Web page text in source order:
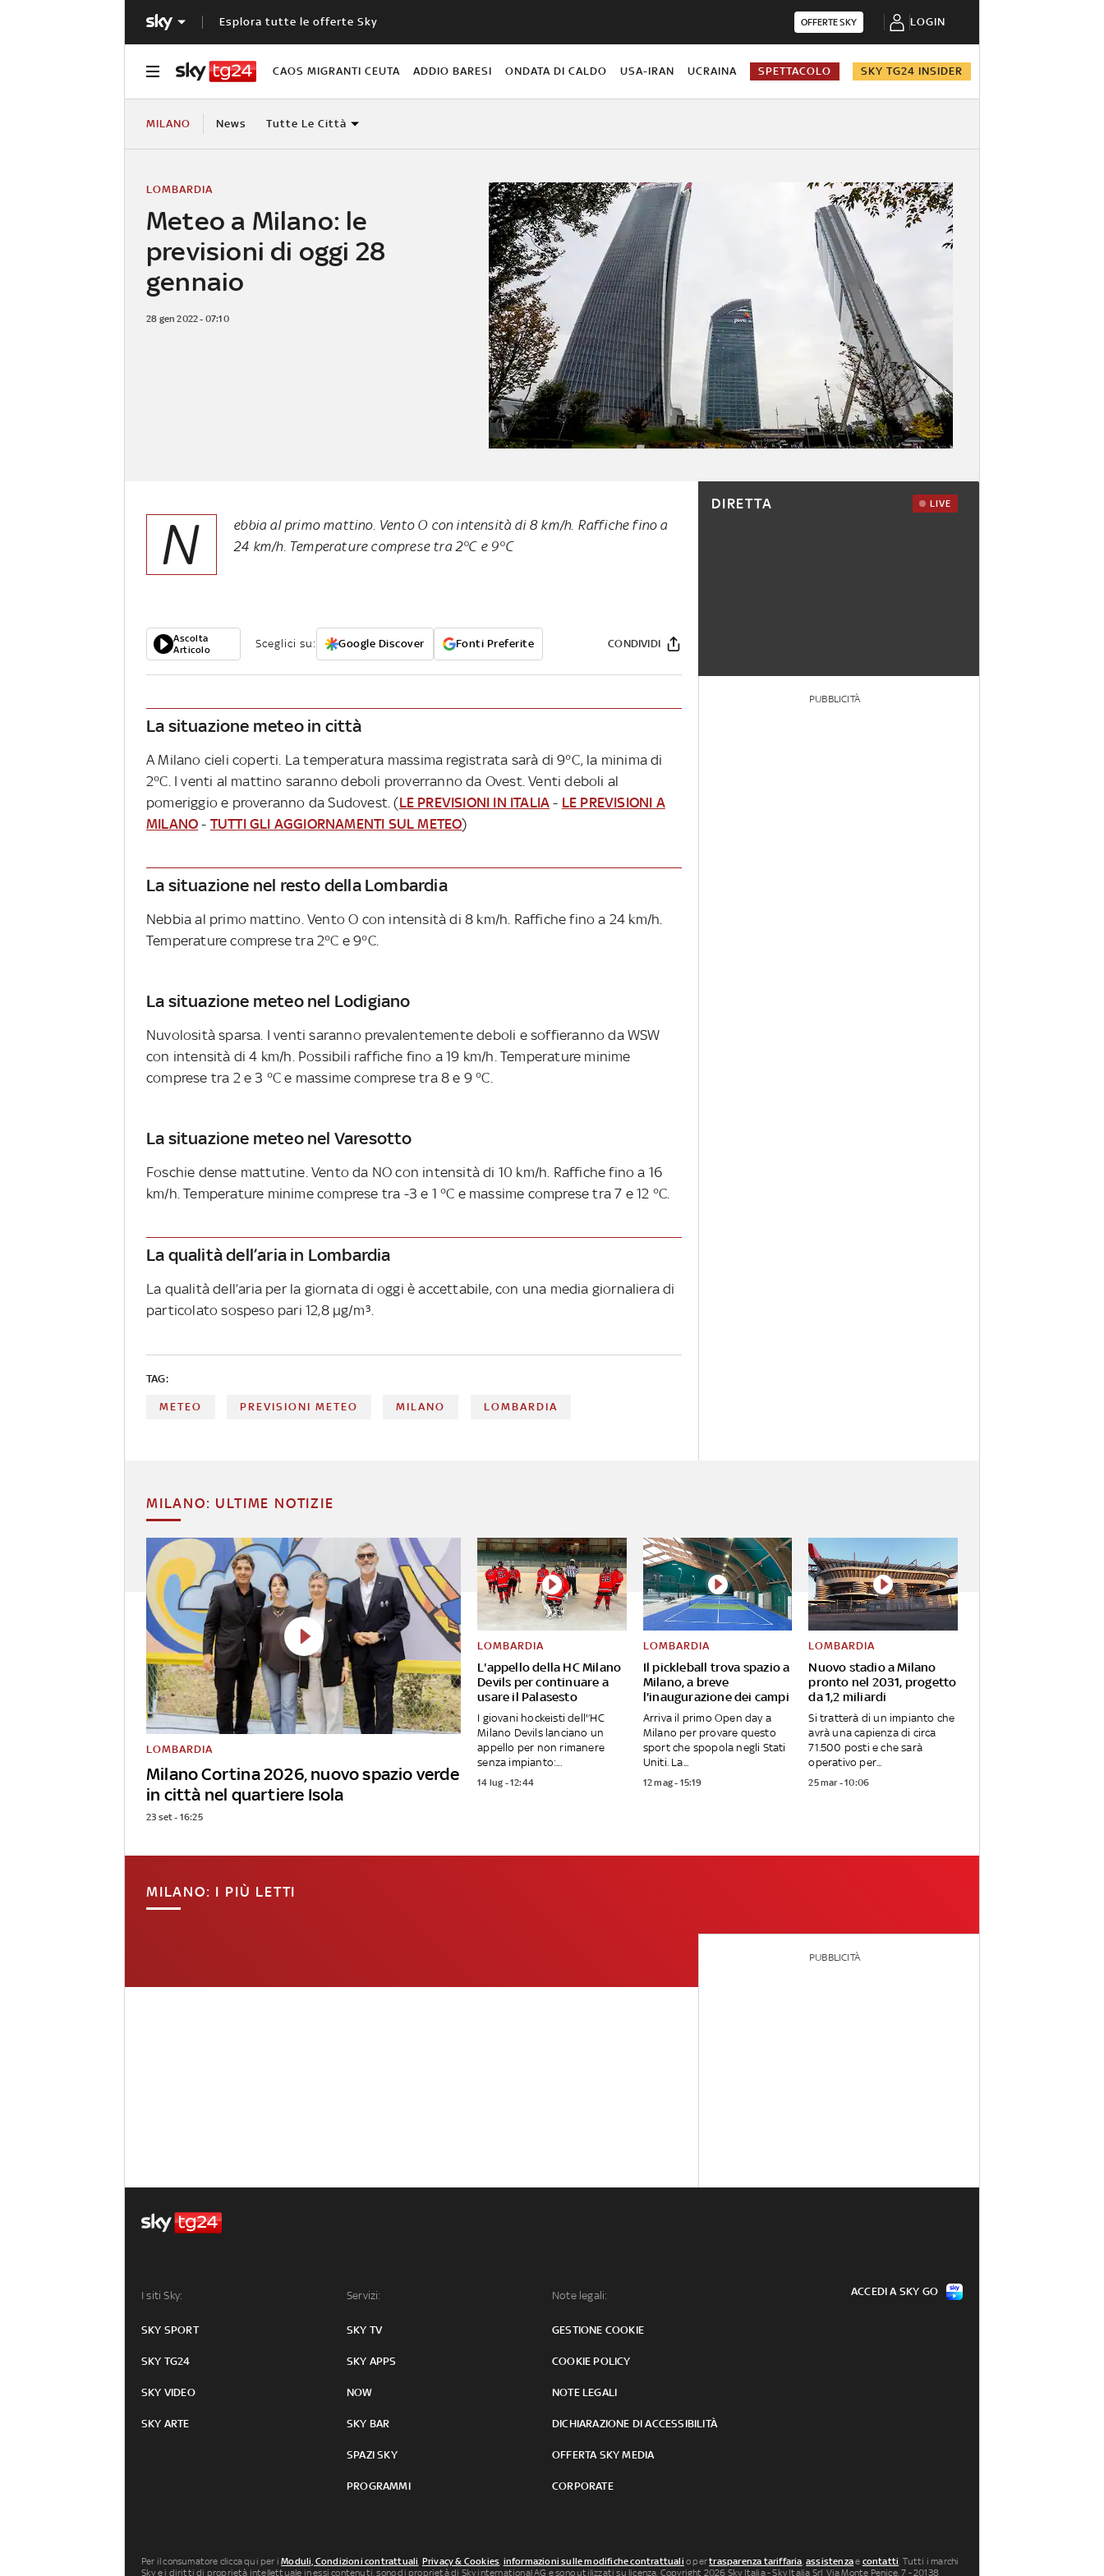
Esplora tutte le offerte Sky OFFERTE SKY LOGIN
CAOS MIGRANTI CEUTA ADDIO BARESI ONDATA DI CALDO USA-IRAN UCRAINA SPETTACOLO SKY TG24 INSIDER
MILANO News Tutte Le Città
Meteo a Milano: le
previsioni di oggi 28
gennaio
LOMBARDIA
28 gen 2022 - 07:10
N
ebbia al primo mattino. Vento O con intensità di 8 km/h. Raffiche fino a
24 km/h. Temperature comprese tra 2°C e 9°C
Ascolta
Articolo
Sceglici su: Google Discover Fonti Preferite CONDIVIDI
La situazione meteo in città
A Milano cieli coperti. La temperatura massima registrata sarà di 9°C, la minima di
2°C. I venti al mattino saranno deboli proverranno da Ovest. Venti deboli al
pomeriggio e proveranno da Sudovest. (LE PREVISIONI IN ITALIA - LE PREVISIONI A
MILANO - TUTTI GLI AGGIORNAMENTI SUL METEO)
La situazione nel resto della Lombardia
Nebbia al primo mattino. Vento O con intensità di 8 km/h. Raffiche fino a 24 km/h.
Temperature comprese tra 2°C e 9°C.
La situazione meteo nel Lodigiano
Nuvolosità sparsa. I venti saranno prevalentemente deboli e soffieranno da WSW
con intensità di 4 km/h. Possibili raffiche fino a 19 km/h. Temperature minime
comprese tra 2 e 3 °C e massime comprese tra 8 e 9 °C.
La situazione meteo nel Varesotto
Foschie dense mattutine. Vento da NO con intensità di 10 km/h. Raffiche fino a 16
km/h. Temperature minime comprese tra -3 e 1 °C e massime comprese tra 7 e 12 °C.
La qualità dell’aria in Lombardia
La qualità dell’aria per la giornata di oggi è accettabile, con una media giornaliera di
particolato sospeso pari 12,8 µg/m³.
TAG:
METEO PREVISIONI METEO MILANO LOMBARDIA
DIRETTA LIVE
PUBBLICITÀ
MILANO: ULTIME NOTIZIE
Milano Cortina 2026, nuovo spazio verde
in città nel quartiere Isola
LOMBARDIA
23 set - 16:25
L'appello della HC Milano
Devils per continuare a
usare il Palasesto
LOMBARDIA
I giovani hockeisti dell'’HC
Milano Devils lanciano un
appello per non rimanere
senza impianto:...
14 lug - 12:44
Il pickleball trova spazio a
Milano, a breve
l'inaugurazione dei campi
LOMBARDIA
Arriva il primo Open day a
Milano per provare questo
sport che spopola negli Stati
Uniti. La...
12 mag - 15:19
Nuovo stadio a Milano
pronto nel 2031, progetto
da 1,2 miliardi
LOMBARDIA
Si tratterà di un impianto che
avrà una capienza di circa
71.500 posti e che sarà
operativo per...
25 mar - 10:06
MILANO: I PIÙ LETTI
PUBBLICITÀ
I siti Sky:
SKY SPORT
SKY TG24
SKY VIDEO
SKY ARTE
Servizi:
SKY TV
SKY APPS
NOW
SKY BAR
SPAZI SKY
PROGRAMMI
Note legali:
GESTIONE COOKIE
COOKIE POLICY
NOTE LEGALI
DICHIARAZIONE DI ACCESSIBILITÀ
OFFERTA SKY MEDIA
CORPORATE
ACCEDI A SKY GO
Per il consumatore clicca qui per iModuli, Condizioni contrattuali, Privacy & Cookies, informazioni sulle modifiche contrattuali o pertrasparenza tariffaria,assistenzae contatti. Tutti i marchi
Sky e i diritti di proprietà intellettuale in essi contenuti, sono di proprietà di Sky international AG e sono utilizzati su licenza. Copyright 2026 Sky Italia - Sky Italia Srl Via Monte Penice, 7 - 20138